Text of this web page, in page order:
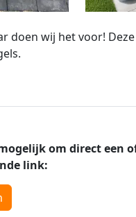
doen wij het voor!
om direct een
link: